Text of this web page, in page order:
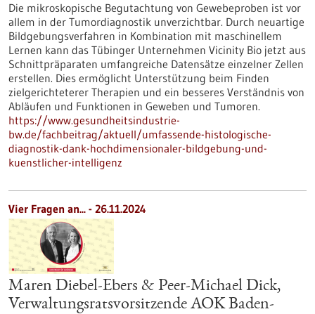
Die mikroskopische Begutachtung von Gewebeproben ist vor
allem in der Tumordiagnostik unverzichtbar. Durch neuartige
Bildgebungsverfahren in Kombination mit maschinellem
Lernen kann das Tübinger Unternehmen Vicinity Bio jetzt aus
Schnittpräparaten umfangreiche Datensätze einzelner Zellen
erstellen. Dies ermöglicht Unterstützung beim Finden
zielgerichteterer Therapien und ein besseres Verständnis von
Abläufen und Funktionen in Geweben und Tumoren.
https://www.gesundheitsindustrie-
bw.de/fachbeitrag/aktuell/umfassende-histologische-
diagnostik-dank-hochdimensionaler-bildgebung-und-
kuenstlicher-intelligenz
Vier Fragen an... - 26.11.2024
Maren Diebel-Ebers & Peer-Michael Dick,
Verwaltungsratsvorsitzende AOK Baden-